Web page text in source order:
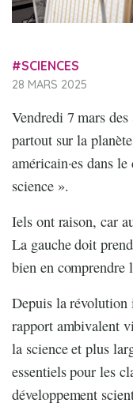
SCIENCES
28 MARS 2025
Vendredi 7 mars
partout sur la
américain·es dans
science ».
Iels ont raison, car
La gauche doit
bien en comprendre
Depuis la révolution
rapport ambivalent
la science et plus
essentiels pour les
développement